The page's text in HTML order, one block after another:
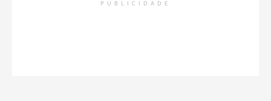
PUBLICIDADE